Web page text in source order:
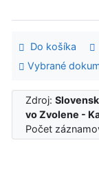
Do košíka
Vybrané
Zdroj:
vo Zvolene -
Počet